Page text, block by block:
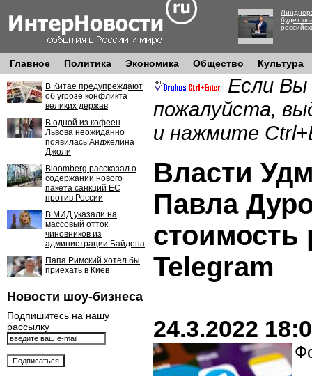
будет
Главное Политика Экономика Общество Культура
В Китае предупреждают
об угрозе конфликта
великих держав
В одной из кофеен
Львова неожиданно
появилась Анджелина
Джоли
Bloomberg рассказал о
содержании нового
пакета санкций ЕС
против России
В МИД указали на
массовый отток
чиновников из
администрации Байдена
Папа Римский хотел бы
приехать в Киев
Новости шоу-бизнеса
Подпишитесь на нашу
рассылку
Если Вы
пожалуйста,
и нажмите
Власти
Павла
Telegram
24.3.2022